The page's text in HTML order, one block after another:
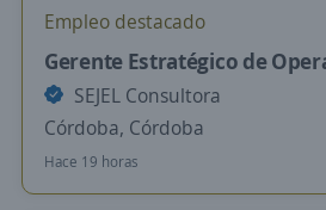
Empleo destacado
Gerente Estratégico de
SEJEL Consultora
Córdoba, Córdoba
Hace 19 horas